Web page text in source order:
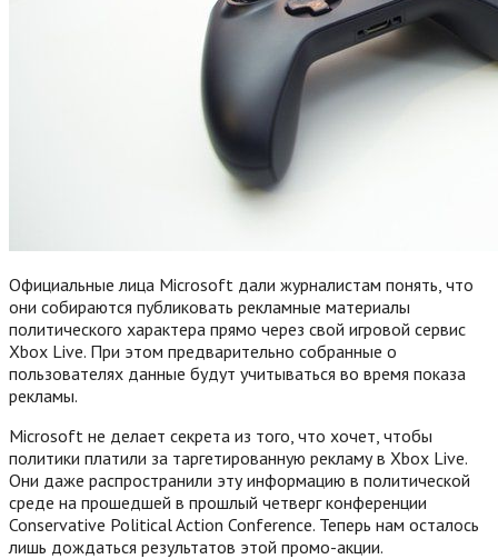
Официальные лица Microsoft дали журналистам понять, что
они собираются публиковать рекламные материалы
политического характера прямо через свой игровой сервис
Xbox Live. При этом предварительно собранные о
пользователях данные будут учитываться во время показа
рекламы.
Microsoft не делает секрета из того, что хочет, чтобы
политики платили за таргетированную рекламу в Xbox Live.
Они даже распространили эту информацию в политической
среде на прошедшей в прошлый четверг конференции
Conservative Political Action Conference. Теперь нам осталось
лишь дождаться результатов этой промо-акции.